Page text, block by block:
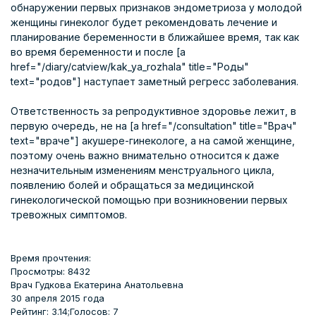
обнаружении первых признаков эндометриоза у молодой
женщины гинеколог будет рекомендовать лечение и
планирование беременности в ближайшее время, так как
во время беременности и после [a
href="/diary/catview/kak_ya_rozhala" title="Роды"
text="родов"] наступает заметный регресс заболевания.
Ответственность за репродуктивное здоровье лежит, в
первую очередь, не на [a href="/consultation" title="Врач"
text="враче"] акушере-гинекологе, а на самой женщине,
поэтому очень важно внимательно относится к даже
незначительным изменениям менструального цикла,
появлению болей и обращаться за медицинской
гинекологической помощью при возникновении первых
тревожных симптомов.
Время прочтения:
Просмотры: 8432
Врач Гудкова Екатерина Анатольевна
30 апреля 2015 года
Рейтинг: 3.14;Голосов: 7